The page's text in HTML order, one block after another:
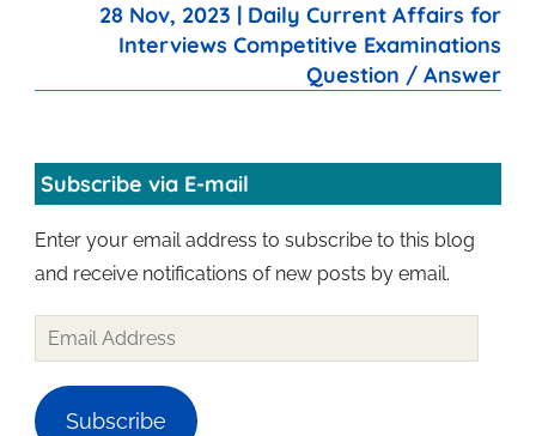
28 Nov, 2023 | Daily Current Affairs for
Interviews Competitive Examinations
Question / Answer
Subscribe via E-mail
Enter your email address to subscribe to this blog
and receive notifications of new posts by email.
Email
Address
Subscribe